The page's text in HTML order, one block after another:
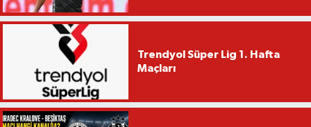
Trendyol Süper Lig 1. Hafta
Maçları